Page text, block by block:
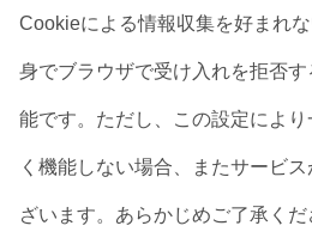
Cookieによる情報収集を好まれ
身でブラウザで受け入れを拒否
能です。ただし、この設定によ
く機能しない場合、またサービ
ざいます。あらかじめご了承くだ